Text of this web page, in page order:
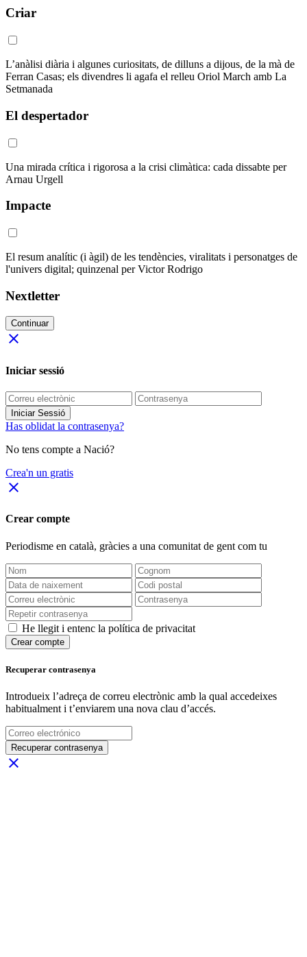
Criar
L’anàlisi diària i algunes curiositats, de dilluns a dijous, de la mà de
Ferran Casas; els divendres li agafa el relleu Oriol March amb La
Setmanada
El despertador
Una mirada crítica i rigorosa a la crisi climàtica: cada dissabte per
Arnau Urgell
Impacte
El resum analític (i àgil) de les tendències, viralitats i personatges de
l'univers digital; quinzenal per Victor Rodrigo
Nextletter
Continuar
close
Iniciar sessió
Iniciar Sessió
Has oblidat la contrasenya?
No tens compte a Nació?
Crea'n un gratis
close
Crear compte
Periodisme en català, gràcies a una comunitat de gent com tu
He llegit i entenc la política de privacitat
Crear compte
Recuperar contrasenya
Introdueix l’adreça de correu electrònic amb la qual accedeixes
habitualment i t’enviarem una nova clau d’accés.
Recuperar contrasenya
close